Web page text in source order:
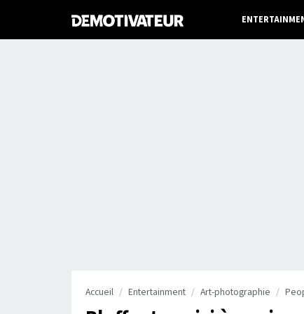
Accueil Entertainment Art-photographie